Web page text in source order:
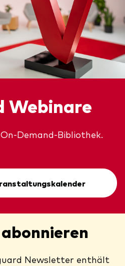
Webinare
Demand-Bibliothek.
Newsletter enthält